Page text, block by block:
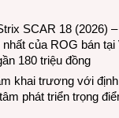
SCAR 18 (2026)
của ROG bán tại
180 triệu đồng
khai trương với
phát triển trọng